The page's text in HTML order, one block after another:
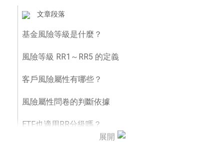
文章段落
基金風險等級是什麼？
風險等級 RR1～RR5 的定義
客戶風險屬性有哪些？
風險屬性問卷的判斷依據
ETF也適用RR分級嗎？
展開